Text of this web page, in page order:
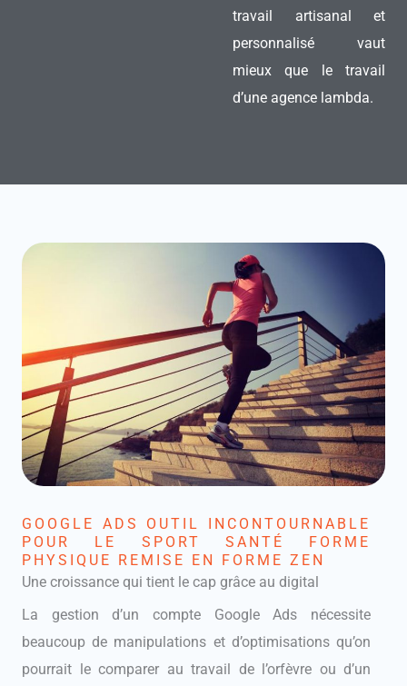
travail artisanal et
personnalisé vaut
mieux que le travail
d’une agence lambda.
GOOGLE ADS OUTIL INCONTOURNABLE
POUR LE SPORT SANTÉ FORME
PHYSIQUE REMISE EN FORME ZEN
Une croissance qui tient le cap grâce au digital
La gestion d’un compte Google Ads nécessite
beaucoup de manipulations et d’optimisations qu’on
pourrait le comparer au travail de l’orfèvre ou d’un